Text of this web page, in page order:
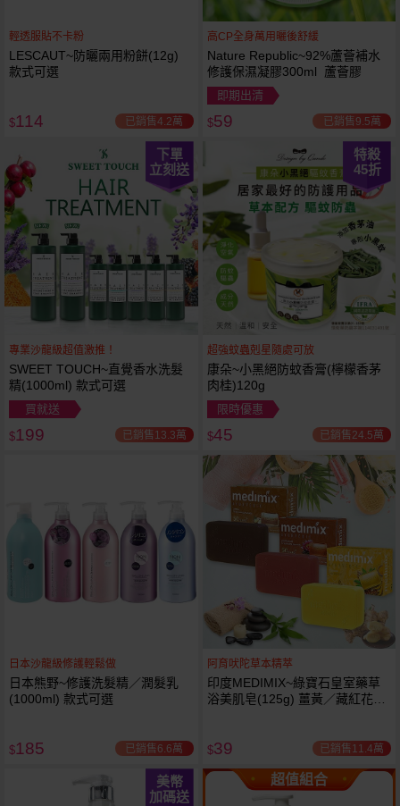
輕透服貼不卡粉
LESCAUT~防曬兩用粉餅(12g)
款式可選
$114 已銷售4.2萬
高CP全身萬用曬後舒緩
Nature Republic~92%蘆薈補水
修護保濕凝膠300ml 蘆薈膠
即期出清
$59 已銷售9.5萬
下單
立刻送
專業沙龍級超值激推！
SWEET TOUCH~直覺香水洗髮
精(1000ml) 款式可選
買就送
$199 已銷售13.3萬
特殺
45折
超強蚊蟲剋星隨處可放
康朵~小黑絕防蚊香膏(檸檬香茅
肉桂)120g
限時優惠
$45 已銷售24.5萬
日本沙龍級修護輕鬆做
日本熊野~修護洗髮精／潤髮乳
(1000ml) 款式可選
$185 已銷售6.6萬
阿育吠陀草本精萃
印度MEDIMIX~綠寶石皇室藥草
浴美肌皂(125g) 薑黃／藏紅花／
$39 已銷售11.4萬
美幣
加碼送
超值組合